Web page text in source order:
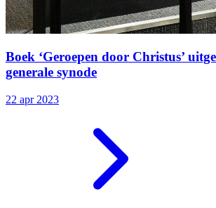
Boek ‘Geroepen door Christus’
generale synode
22 apr 2023